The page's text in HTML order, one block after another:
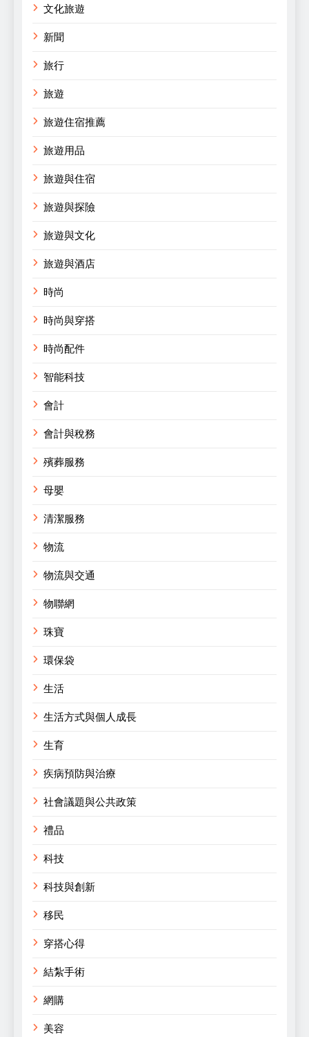
文化旅遊
新聞
旅行
旅遊
旅遊住宿推薦
旅遊用品
旅遊與住宿
旅遊與探險
旅遊與文化
旅遊與酒店
時尚
時尚與穿搭
時尚配件
智能科技
會計
會計與稅務
殯葬服務
母嬰
清潔服務
物流
物流與交通
物聯網
珠寶
環保袋
生活
生活方式與個人成長
生育
疾病預防與治療
社會議題與公共政策
禮品
科技
科技與創新
移民
穿搭心得
結紮手術
網購
美容